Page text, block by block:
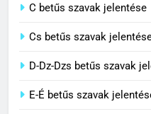
C
3
C betűs szavak jelentése
Cs betűs szavak
D-Dz-Dzs betűs szavak
E-É betűs szavak